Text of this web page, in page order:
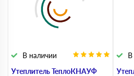
Утеплитель ТеплоКНАУФ
В наличии В